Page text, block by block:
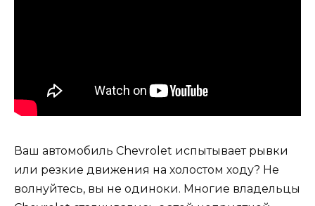
Ваш автомобиль Chevrolet испытывает рывки
или резкие движения на холостом ходу? Не
волнуйтесь, вы не одиноки. Многие владельцы